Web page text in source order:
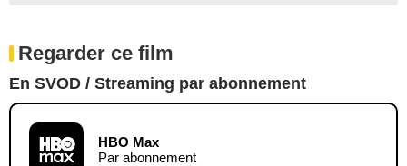
Regarder ce film
En SVOD / Streaming par abonnement
HBO Max
Par abonnement